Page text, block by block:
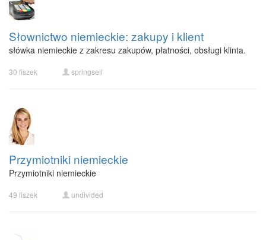
Słownictwo niemieckie: zakupy i klient
słówka niemieckie z zakresu zakupów, płatności, obsługi klinta.
30 fiszek springseil
Przymiotniki niemieckie
Przymiotniki niemieckie
49 fiszek undivided